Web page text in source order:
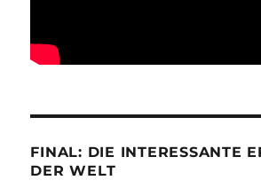
FINAL: DIE INTERESSANTE
DER WELT